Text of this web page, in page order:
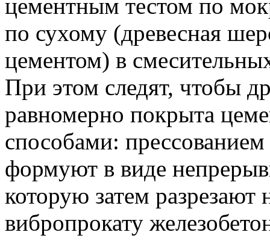
цементным тестом по
по сухому (древесная
цементом) в
При этом следят, чтобы
равномерно покрыта
способами:
формуют в виде
которую затем
вибропрокату